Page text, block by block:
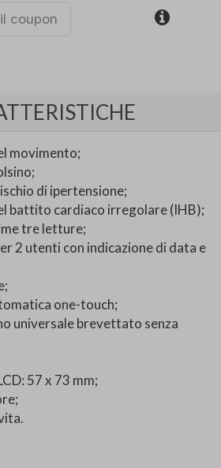
coupon
movimento;
di ipertensione;
battito cardiaco irregolare (IHB);
tre letture;
2 utenti con indicazione di data e
one-touch;
universale brevettato senza
57 x 73 mm;